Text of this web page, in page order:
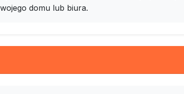
domu lub biura.